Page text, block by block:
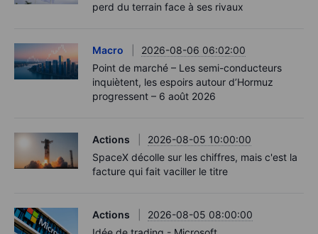
perd du terrain face à ses rivaux
Macro
2026-08-06 06:02:00
Point de marché – Les semi-conducteurs
inquiètent, les espoirs autour d’Hormuz
progressent – 6 août 2026
Actions
2026-08-05 10:00:00
SpaceX décolle sur les chiffres, mais c'est la
facture qui fait vaciller le titre
Actions
2026-08-05 08:00:00